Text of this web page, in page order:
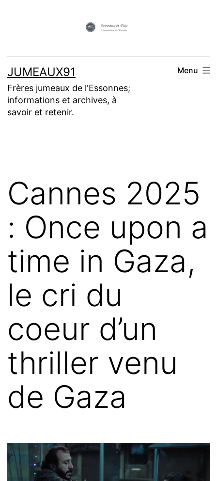
JUMEAUX91
Frères jumeaux de l'Essonnes;
informations et archives, à
savoir et retenir.
Menu
Cannes 2025
: Once upon a
time in Gaza,
le cri du
coeur d’un
thriller venu
de Gaza